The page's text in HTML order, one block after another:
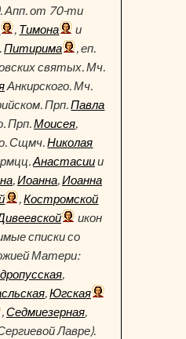
Апп. от 70-ти
, Тимона
и
Питирима
, еп.
святых. Мч.
Анкирского. Мч.
Прп.Павла
Прп.Моисея,
Сщмч.Николая
Анастасиии
,Иоанна,Иоанна
,Костромской
икон
списки со
Матери:
,
,Югская
,Седмиезерная,
Лавре).